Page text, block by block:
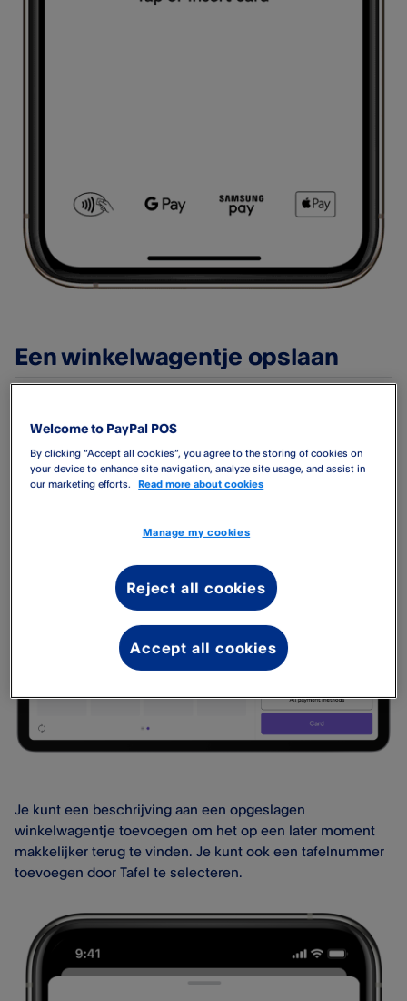
Een winkelwagentje opslaan
Opslaan. Tik hierop als je klaar bent om op te slaan.
Je kunt een beschrijving aan een opgeslagen
winkelwagentje toevoegen om het op een later moment
makkelijker terug te vinden. Je kunt ook een tafelnummer
toevoegen door Tafel te selecteren.
Welcome to PayPal POS
By clicking “Accept all cookies”, you agree to the storing of cookies on
your device to enhance site navigation, analyze site usage, and assist in
our marketing efforts.
Read more about cookies
Manage my cookies
Reject all cookies
Accept all cookies